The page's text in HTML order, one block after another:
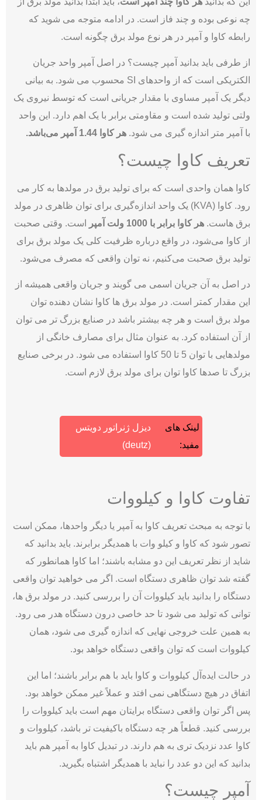
چه نوعی بوده و چند فاز است. در ادامه متوجه می شوید که
رابطه کاوا و آمپر در هر نوع مولد برق چگونه است.
از طرفی باید بدانید آمپر چیست؟ در اصل آمپر واحد جریان
الکتریکی است که از واحدهای SI محسوب می شود. به بیانی
دیگر یک آمپر مساوی با مقدار جریانی است که توسط نیروی یک
ولتی تولید شده است و مقاومتی برابر با یک اهم دارد. این واحد
با آمپر متر اندازه گیری می شود. هر کاوا 1.44 آمپر می‌باشد.
تعریف کاوا چیست؟
کاوا همان واحدی است که برای تولید برق در مولدها به کار می
رود. کاوا (KVA) یک واحد اندازه‌گیری برای توان ظاهری در مولد
برق هاست. هر کاوا برابر با 1000 ولت آمپر
است. وقتی صحبت
از کاوا می‌شود، در واقع درباره ظرفیت کلی یک مولد برق برای
تولید برق صحبت می‌کنیم، نه توان واقعی که مصرف می‌شود.
در اصل به آن جریان اسمی می گویند و جریان واقعی همیشه از
این مقدار کمتر است. در مولد برق ها کاوا نشان دهنده توان
مولد برق است و هر چه بیشتر باشد در صنایع بزرگ تر می توان
از آن استفاده کرد. به عنوان مثال برای مصارف خانگی از
مولدهایی با توان 5 تا 50 کاوا استفاده می شود. در برخی صنایع
بزرگ تا صدها کاوا توان برای مولد برق لازم است.
لینک های
مفید:
دیزل ژنراتور دویتس
(deutz)
تفاوت کاوا و کیلووات
با توجه به مبحث تعریف کاوا به آمپر یا دیگر واحدها، ممکن است
تصور شود که کاوا و کیلو وات با همدیگر برابرند. باید بدانید که
شاید از نظر تعریف این دو مشابه باشند؛ اما کاوا همانطور که
گفته شد توان ظاهری دستگاه است. اگر می خواهید توان واقعی
دستگاه را بدانید باید کیلووات آن را بررسی کنید. در مولد برق ها،
توانی که تولید می شود تا حد خاصی درون دستگاه هدر می رود.
به همین علت خروجی نهایی که اندازه گیری می شود، همان
کیلووات است که توان واقعی دستگاه خواهد بود.
در حالت ایده‌آل کیلووات و کاوا باید با هم برابر باشند؛ اما این
اتفاق در هیچ دستگاهی نمی افتد و عملاً غیر ممکن خواهد بود.
پس اگر توان واقعی دستگاه برایتان مهم است باید کیلووات را
بررسی کنید. قطعاً هر چه دستگاه باکیفیت تر باشد، کیلووات و
کاوا عدد نزدیک تری به هم دارند. در تبدیل کاوا به آمپر هم باید
بدانید که این دو عدد را نباید با همدیگر اشتباه بگیرید.
آمپر چیست؟